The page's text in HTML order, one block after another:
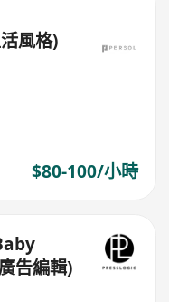
風格)
$80-100/小時
告編輯)